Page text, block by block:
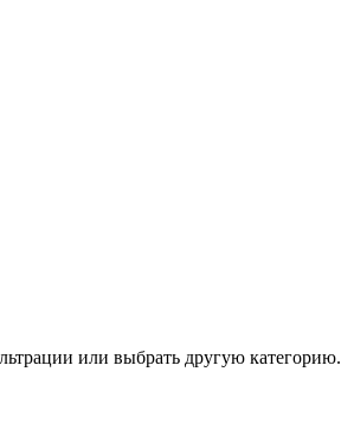
или выбрать другую категорию.